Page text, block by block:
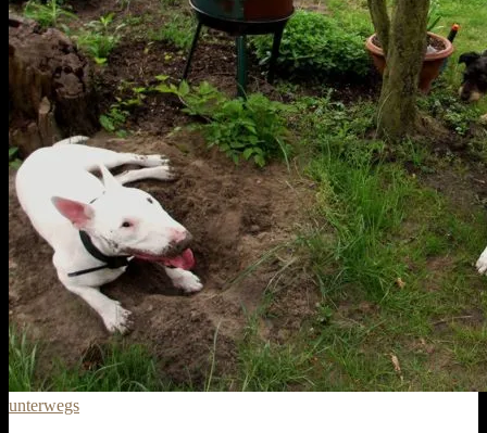
unterwegs